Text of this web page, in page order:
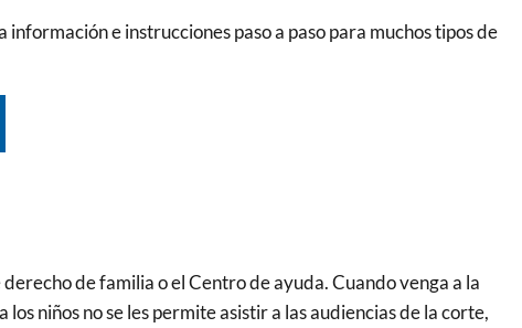
e instrucciones paso a paso para muchos tipos de
de familia o el Centro de ayuda. Cuando venga a la
niños no se les permite asistir a las audiencias de la corte,